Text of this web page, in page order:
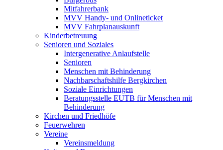
Mitfahrerbank
MVV Handy- und Onlineticket
MVV Fahrplanauskunft
Kinderbetreuung
Senioren und Soziales
Intergenerative Anlaufstelle
Senioren
Menschen mit Behinderung
Nachbarschaftshilfe Bergkirchen
Soziale Einrichtungen
Beratungsstelle EUTB für Menschen mit
Behinderung
Kirchen und Friedhöfe
Feuerwehren
Vereine
Vereinsmeldung